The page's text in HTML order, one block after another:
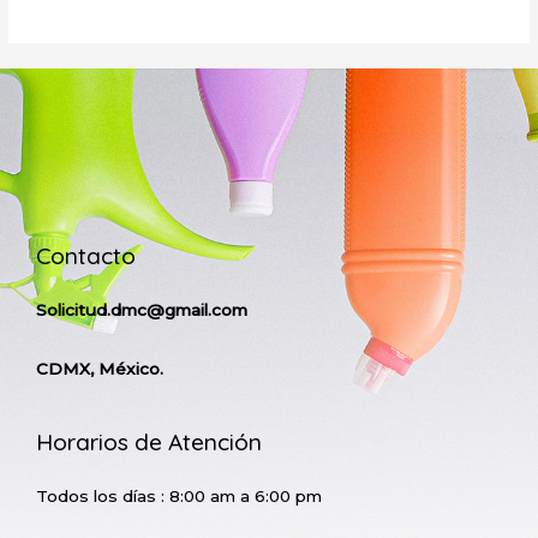
Contacto
Solicitud.dmc@gmail.com
CDMX, México.
Horarios de Atención
Todos los días : 8:00 am a 6:00 pm